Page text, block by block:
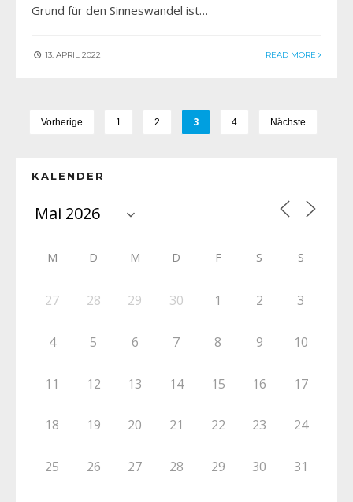
Grund für den Sinneswandel ist…
13. APRIL 2022 READ MORE
Vorherige 1 2 3 4 Nächste
KALENDER
M D M D F S S
27 28 29 30 1 2 3
4 5 6 7 8 9 10
11 12 13 14 15 16 17
18 19 20 21 22 23 24
25 26 27 28 29 30 31